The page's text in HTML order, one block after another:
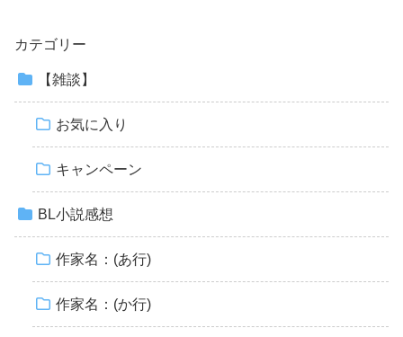
カテゴリー
【雑談】
お気に入り
キャンペーン
BL小説感想
作家名：(あ行)
作家名：(か行)